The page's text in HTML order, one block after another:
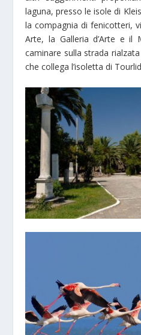
laguna, presso le isole di
la compagnia di fenicotteri,
Arte, la Galleria d’Arte e il
caminare sulla strada
che collega l’isoletta di